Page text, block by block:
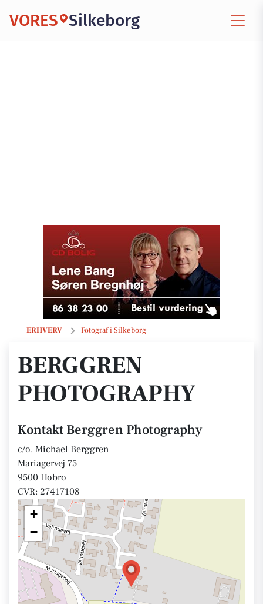
VORES Silkeborg
ERHVERV Fotograf i Silkeborg
Berggren Photography
BERGGREN
PHOTOGRAPHY
Kontakt Berggren Photography
c/o. Michael Berggren
Mariagervej 75
9500 Hobro
CVR: 27417108
+
−